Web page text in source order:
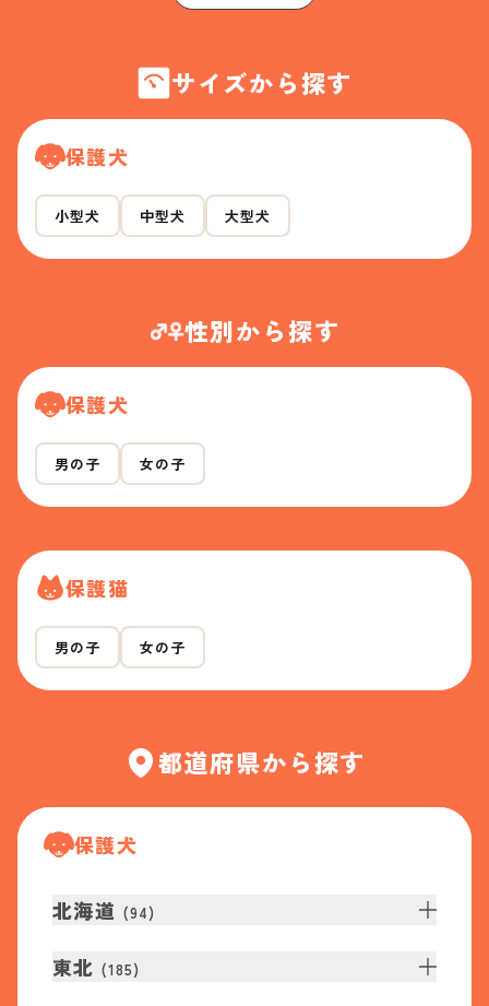
サイズから探す
保護犬
小型犬 中型犬 大型犬
性別から探す
保護犬
男の子 女の子
保護猫
男の子 女の子
都道府県から探す
保護犬
北海道 (94)
東北 (185)